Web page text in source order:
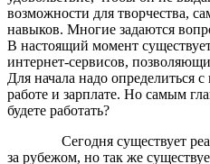
возможности для творчества,
навыков. Многие задаются
В настоящий момент
интернет-сервисов,
Для начала надо определиться
работе и зарплате. Но самым
будете работать?
Сегодня существует
за рубежом, но так же